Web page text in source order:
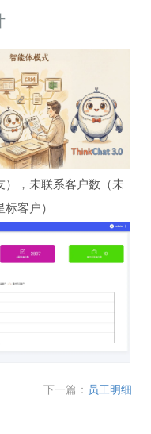
），未联系客户数（未
客户）
下一篇： 员工明细